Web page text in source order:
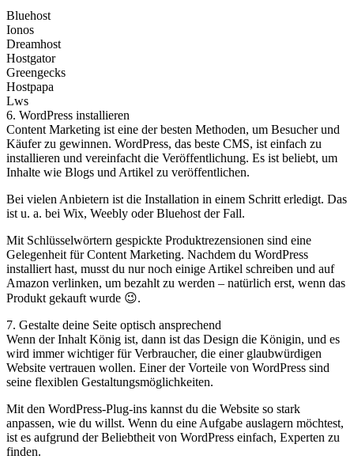
Bluehost
Ionos
Dreamhost
Hostgator
Greengecks
Hostpapa
Lws
6. WordPress installieren
Content Marketing ist eine der besten Methoden, um Besucher und
Käufer zu gewinnen. WordPress, das beste CMS, ist einfach zu
installieren und vereinfacht die Veröffentlichung. Es ist beliebt, um
Inhalte wie Blogs und Artikel zu veröffentlichen.
Bei vielen Anbietern ist die Installation in einem Schritt erledigt. Das
ist u. a. bei Wix, Weebly oder Bluehost der Fall.
Mit Schlüsselwörtern gespickte Produktrezensionen sind eine
Gelegenheit für Content Marketing. Nachdem du WordPress
installiert hast, musst du nur noch einige Artikel schreiben und auf
Amazon verlinken, um bezahlt zu werden – natürlich erst, wenn das
Produkt gekauft wurde 😉.
7. Gestalte deine Seite optisch ansprechend
Wenn der Inhalt König ist, dann ist das Design die Königin, und es
wird immer wichtiger für Verbraucher, die einer glaubwürdigen
Website vertrauen wollen. Einer der Vorteile von WordPress sind
seine flexiblen Gestaltungsmöglichkeiten.
Mit den WordPress-Plug-ins kannst du die Website so stark
anpassen, wie du willst. Wenn du eine Aufgabe auslagern möchtest,
ist es aufgrund der Beliebtheit von WordPress einfach, Experten zu
finden.